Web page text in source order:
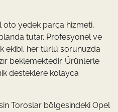
oto yedek parça hizmeti,
tutar. Profesyonel ve
ekibi, her türlü sorunuzda
beklemektedir. Ürünlerle
desteklere kolayca
Toroslar bölgesindeki Opel